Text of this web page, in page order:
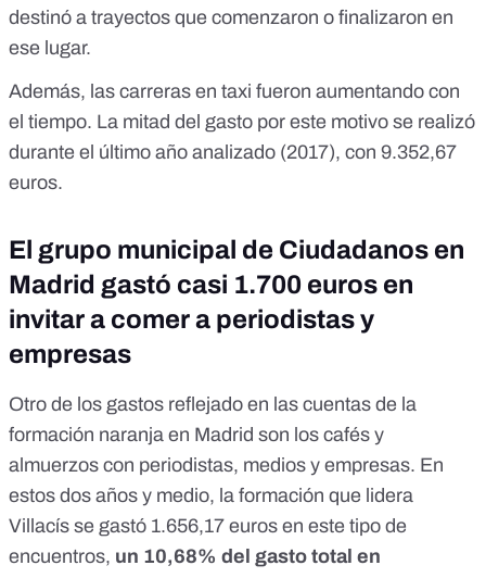
destinó a trayectos que comenzaron o finalizaron en
ese lugar.
Además, las carreras en taxi fueron aumentando con
el tiempo. La mitad del gasto por este motivo se realizó
durante el último año analizado (2017), con 9.352,67
euros.
El grupo municipal de Ciudadanos en
Madrid gastó casi 1.700 euros en
invitar a comer a periodistas y
empresas
Otro de los gastos reflejado en las cuentas de la
formación naranja en Madrid son los cafés y
almuerzos con periodistas, medios y empresas. En
estos dos años y medio, la formación que lidera
Villacís se gastó 1.656,17 euros en este tipo de
encuentros, un 10,68% del gasto total en